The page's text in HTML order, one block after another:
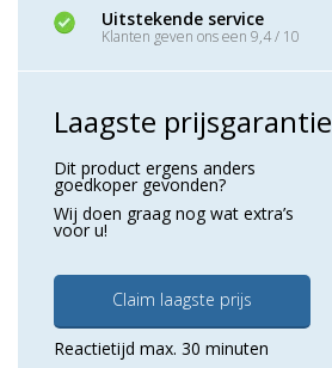
Uitstekende service
Klanten geven ons een 9,4 / 10
Laagste prijsgarantie
Dit product ergens anders
goedkoper gevonden?
Wij doen graag nog wat extra’s
voor u!
Claim laagste prijs
Reactietijd max. 30 minuten